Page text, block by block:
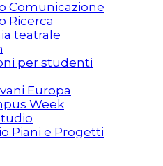
Comunicazione
Ricerca
teatrale
per studenti
Europa
Week
Piani e Progetti